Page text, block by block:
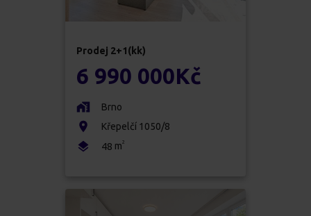
Prodej 2+1(kk)
6 990 000Kč
Brno
Křepelčí 1050/8
48 m2